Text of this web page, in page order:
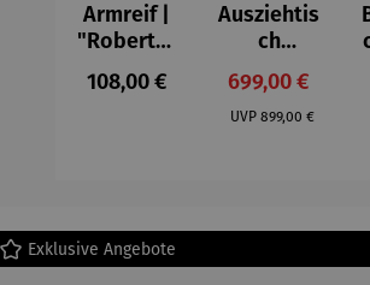
Armreif |
"Roberta"
– Anna
Mütz
Regulärer Preis:
108,00 €
Ausziehtis
ch
Aluminium
– Valor
Verkaufspreis:
699,00 €
UVP Regulärer Preis:
899,00 €
Exklusive Angebote